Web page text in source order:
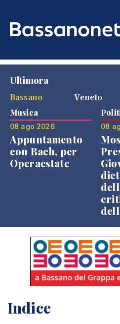
Ultimora
Bassano
Veneto
Musica
08 ago 2026
Appuntamento
con Bach, per
Operaestate
08
Indice